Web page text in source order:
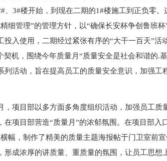
、3#楼开始，到现在二期的1#楼施工到正负零
细管理”的管理方针，以“确保长安杯争创鲁班
投入使用，二期经过紧张有序的“大干一百天”活
契机，围绕今年质量月“质量安全是社会和谐的.
列活动，旨在提高员工的质量安全意识，加强
，项目部以多方面多角度组织活动，加强员工质
在项目部营造“质量月”的浓郁氛围。在项目部入
幅，制作了精美的质量主题海报帖于门卫室前
形成浓厚的讲质量、重质量的氛围，让员工思想